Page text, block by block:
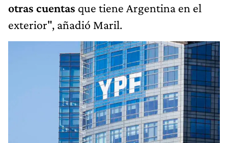
otras cuentas que tiene Argentina en el
exterior", añadió Maril.